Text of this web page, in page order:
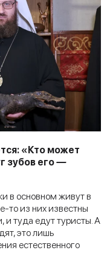
«Кто может
зубов его—
в основном живут в
то из них известны
туда едут туристы. А
это лишь
естественного